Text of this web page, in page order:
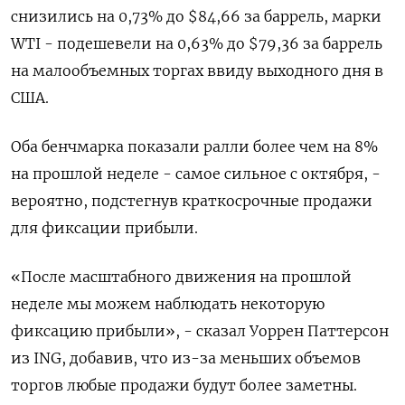
снизились на 0,73% до $84,66 за баррель, марки
WTI - подешевели на 0,63% до $79,36 за баррель
на малообъемных торгах ввиду выходного дня в
США.
Оба бенчмарка показали ралли более чем на 8%
на прошлой неделе - самое сильное с октября, -
вероятно, подстегнув краткосрочные продажи
для фиксации прибыли.
«После масштабного движения на прошлой
неделе мы можем наблюдать некоторую
фиксацию прибыли», - сказал Уоррен Паттерсон
из ING, добавив, что из-за меньших объемов
торгов любые продажи будут более заметны.